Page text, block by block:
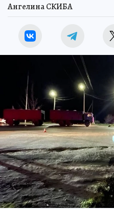
Ангелина СКИБА